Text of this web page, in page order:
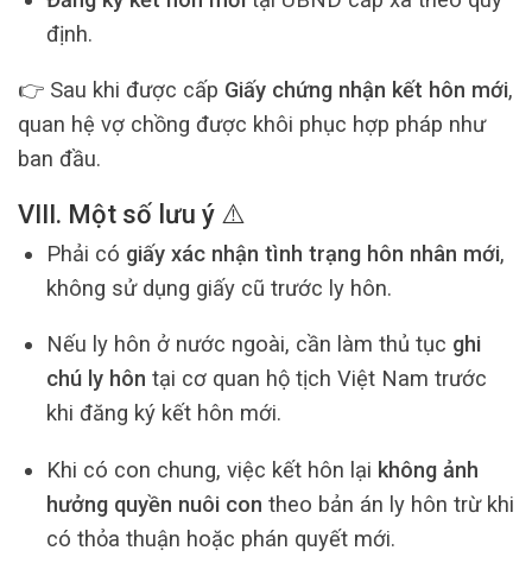
định.
👉 Sau khi được cấp Giấy chứng nhận kết hôn mới,
quan hệ vợ chồng được khôi phục hợp pháp như
ban đầu.
VIII. Một số lưu ý ⚠️
Phải có giấy xác nhận tình trạng hôn nhân mới,
không sử dụng giấy cũ trước ly hôn.
Nếu ly hôn ở nước ngoài, cần làm thủ tục ghi
chú ly hôn tại cơ quan hộ tịch Việt Nam trước
khi đăng ký kết hôn mới.
Khi có con chung, việc kết hôn lại không ảnh
hưởng quyền nuôi con theo bản án ly hôn trừ khi
có thỏa thuận hoặc phán quyết mới.